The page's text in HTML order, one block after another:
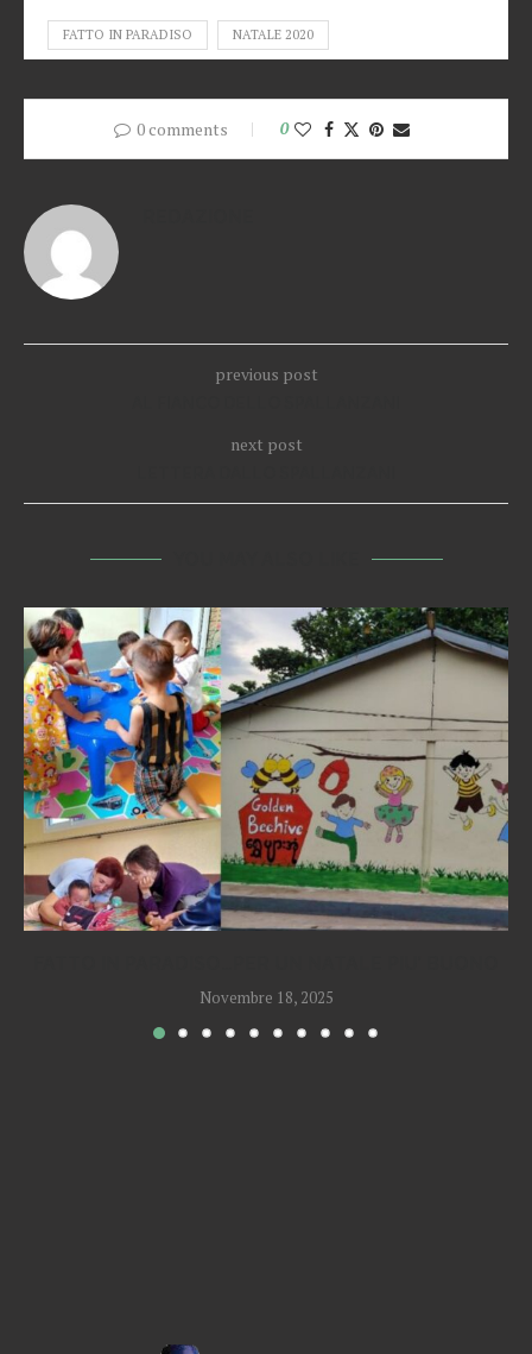
FATTO IN PARADISO NATALE 2020
0 comments 0
previous post
next post
Novembre 18, 2025